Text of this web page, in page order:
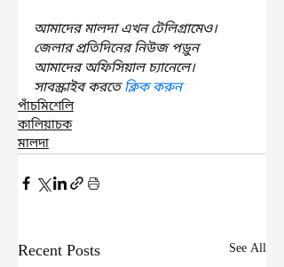
আমাদের মালদা এখন টেলিগ্রামেও।
জেলার প্রতিদিনের নিউজ পড়ুন
আমাদের অফিসিয়াল চ্যানেলে।
সাবস্ক্রাইব করতে ক্লিক করুন
পাঁচমিশেলি
কালিয়াচক
মালদা
Recent Posts See All